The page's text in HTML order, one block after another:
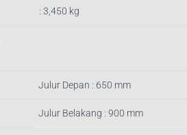
: 3,450 kg
Julur Depan : 650 mm
Julur Belakang : 900 mm